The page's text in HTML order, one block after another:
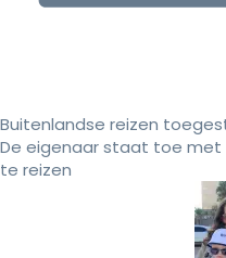
Buitenlandse reizen
De eigenaar staat toe met
te reizen